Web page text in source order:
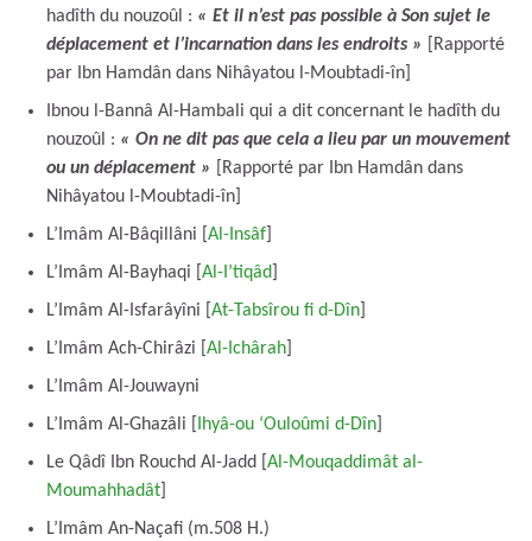
hadîth du nouzoûl : « Et il n’est pas possible à Son sujet le
déplacement et l’incarnation dans les endroits »
[Rapporté
par Ibn Hamdân dans Nihâyatou l-Moubtadi-în]
Ibnou l-Bannâ Al-Hambali qui a dit concernant le hadîth du
nouzoûl : « On ne dit pas que cela a lieu par un mouvement
ou un déplacement »
[Rapporté par Ibn Hamdân dans
Nihâyatou l-Moubtadi-în]
L’Imâm Al-Bâqillâni [ Al-Insâf
L’Imâm Al-Bayhaqi [ Al-I’tiqâd
L’Imâm Al-Isfarâyîni [ At-Tabsîrou fi d-Dîn
L’Imâm Ach-Chirâzi [ Al-Ichârah
L’Imâm Al-Jouwayni
L’Imâm Al-Ghazâli [
Ihyâ-ou ‘Ouloûmi d-Dîn
Le Qâdî Ibn Rouchd Al-Jadd [ Al-Mouqaddimât al-
Moumahhadât
L’Imâm An-Naçafi (m.508 H.)